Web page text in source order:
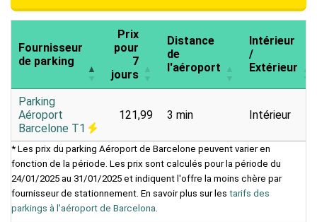
Fournisseur
de parking
Prix
pour
7
jours
Distance
de
l'aéroport
Intérieur
/
Extérieur
Parking
Aéroport
Barcelone T1
121,99 3 min Intérieur
* Les prix du parking Aéroport de Barcelone peuvent varier en
fonction de la période. Les prix sont calculés pour la période du
24/01/2025 au 31/01/2025 et indiquent l'offre la moins chère par
fournisseur de stationnement. En savoir plus sur les tarifs des
parkings à l'aéroport de Barcelona.